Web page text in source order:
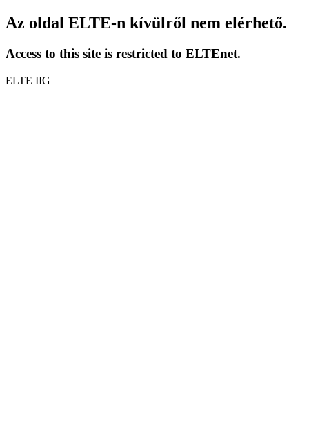
Az oldal ELTE-n kívülről nem elérhető.
Access to this site is restricted to ELTEnet.
ELTE IIG